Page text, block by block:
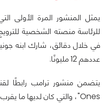
يمثل المنشور المرة الأولى
للرئاسة منصته الشخصية
في خلال دقائق، شارك ابنه
عددهم 12 مليونًا.